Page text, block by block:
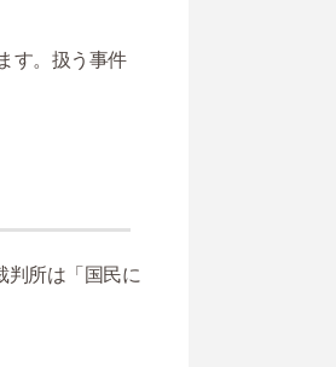
す。扱う事件
判所は「国民に